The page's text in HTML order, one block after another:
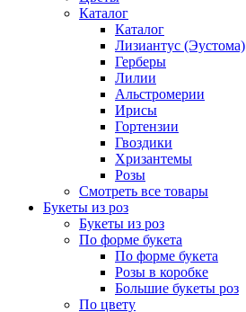
Каталог
Каталог
Лизиантус (Эустома)
Герберы
Лилии
Альстромерии
Ирисы
Гортензии
Гвоздики
Хризантемы
Розы
Смотреть все товары
Букеты из роз
Букеты из роз
По форме букета
По форме букета
Розы в коробке
Большие букеты роз
По цвету